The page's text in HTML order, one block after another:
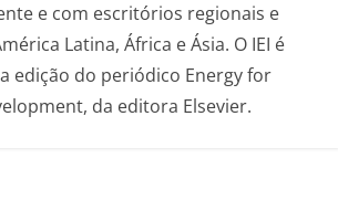
e com escritórios regionais e
Latina, África e Ásia. O IEI é
edição do periódico Energy for
da editora Elsevier.